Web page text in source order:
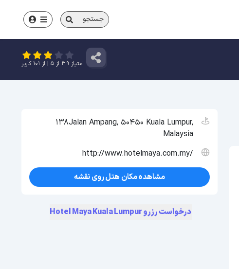
جستجو
امتیاز 3.9 از 5 | از 101 کاربر
138Jalan Ampang, 50450 Kuala Lumpur,
Malaysia
http://www.hotelmaya.com.my/
مشاهده مکان هتل روی نقشه
درخواست رزرو Hotel Maya Kuala Lumpur